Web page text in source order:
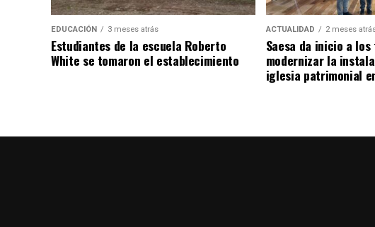
EDUCACIÓN 3 meses atrás
Estudiantes de la escuela Roberto
White se tomaron el establecimiento
ACTUALIDAD 2 meses
Saesa da inicio a
modernizar la
iglesia patrimonial